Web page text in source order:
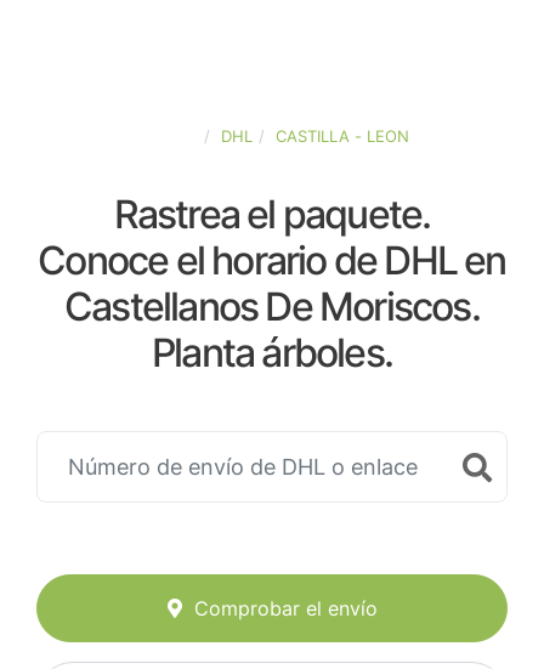
DHL CASTILLA - LEON
Rastrea el paquete.
Conoce el horario de DHL en
Castellanos De Moriscos.
Planta árboles.
Comprobar el envío